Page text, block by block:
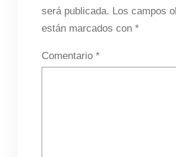
será publicada. Los campos
están marcados con *
Comentario *